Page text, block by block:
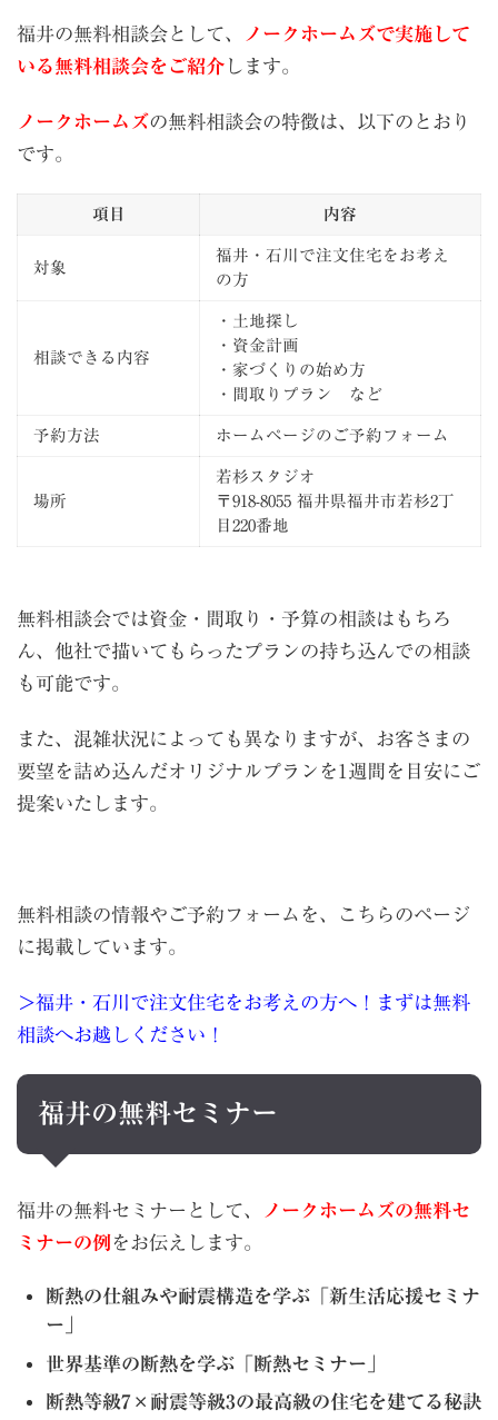
福井の無料相談会として、
ノークホームズで実施して
いる無料相談会をご紹介 します。
ノークホームズの無料相談会の特徴は、以下のとおり
です。
項目 内容
対象
福井・石川で注文住宅をお考え
の方
相談できる内容
・土地探し
・資金計画
・家づくりの始め方
・間取りプラン など
予約方法 ホームページのご予約フォーム
場所
若杉スタジオ
〒918-8055 福井県福井市若杉2丁
目220番地
無料相談会では資金・間取り・予算の相談はもちろ
ん、他社で描いてもらったプランの持ち込んでの相談
も可能です。
また、混雑状況によっても異なりますが、お客さまの
要望を詰め込んだオリジナルプランを1週間を目安にご
提案いたします。
無料相談の情報やご予約フォームを、こちらのページ
に掲載しています。
＞福井・石川で注文住宅をお考えの方へ！まずは無料
相談へお越しください！
福井の無料セミナー
福井の無料セミナーとして、
ノークホームズの無料セ
ミナーの例 をお伝えします。
断熱の仕組みや耐震構造を学ぶ「新生活応援セミナ
ー」
世界基準の断熱を学ぶ「断熱セミナー」
断熱等級7×耐震等級3の最高級の住宅を建てる秘訣